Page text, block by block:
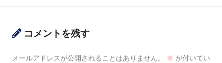
コメントを残す
メールアドレスが公開されることはありません。 ※ が付いてい